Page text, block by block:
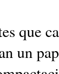
que
un